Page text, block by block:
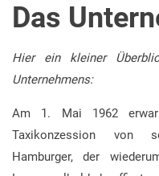
Das
Hier ein kleiner
Unternehmens:
Am 1. Mai 1962
Taxikonzession von
Hamburger, der